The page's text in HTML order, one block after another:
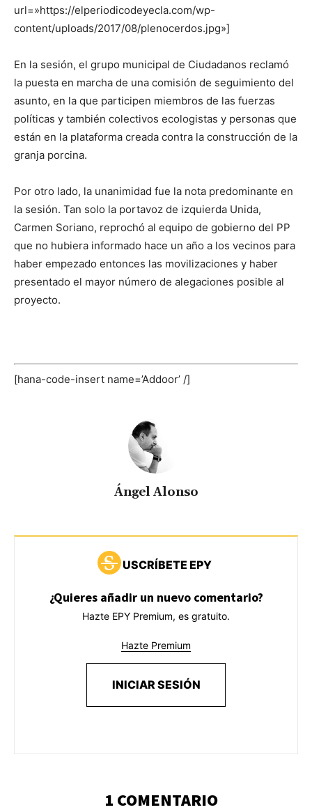
url=»https://elperiodicodeyecla.com/wp-
content/uploads/2017/08/plenocerdos.jpg»]
En la sesión, el grupo municipal de Ciudadanos reclamó
la puesta en marcha de una comisión de seguimiento del
asunto, en la que participen miembros de las fuerzas
políticas y también colectivos ecologistas y personas que
están en la plataforma creada contra la construcción de la
granja porcina.
Por otro lado, la unanimidad fue la nota predominante en
la sesión. Tan solo la portavoz de izquierda Unida,
Carmen Soriano, reprochó al equipo de gobierno del PP
que no hubiera informado hace un año a los vecinos para
haber empezado entonces las movilizaciones y haber
presentado el mayor número de alegaciones posible al
proyecto.
[hana-code-insert name=’Addoor’ /]
Ángel Alonso
USCRÍBETE EPY
¿Quieres añadir un nuevo comentario?
Hazte EPY Premium, es gratuito.
Hazte Premium
INICIAR SESIÓN
1 COMENTARIO